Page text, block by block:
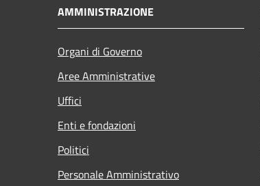
AMMINISTRAZIONE
Organi di Governo
Aree Amministrative
Uffici
Enti e fondazioni
Politici
Personale Amministrativo